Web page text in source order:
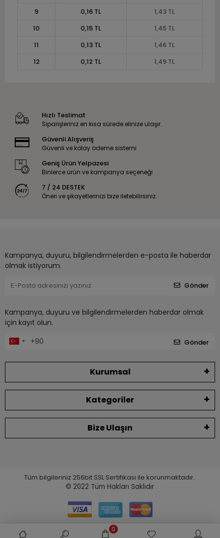
9
0,16 TL
1,43 TL
10
0,15 TL
1,45 TL
11
0,13 TL
1,46 TL
12
0,12 TL 1,49 TL
Hızlı Teslimat
Siparişleriniz en kısa sürede elinize ulaşır.
Güvenli Alışveriş
Güvenli ve kolay ödeme sistemi
Geniş Ürün Yelpazesi
Binlerce ürün ve kampanya seçeneği
7 / 24 DESTEK
Öneri ve şikayetlerinizi bize iletebilirsiniz.
Kampanya, duyuru, bilgilendirmelerden e-posta ile haberdar
olmak istiyorum.
Gönder
Kampanya, duyuru ve bilgilendirmelerden haberdar olmak
için kayıt olun.
Gönder
Kurumsal
Kategoriler
Bize Ulaşın
Tüm bilgileriniz 256bit SSL Sertifikası ile korunmaktadır.
© 2022 Tüm Hakları Saklıdır
0